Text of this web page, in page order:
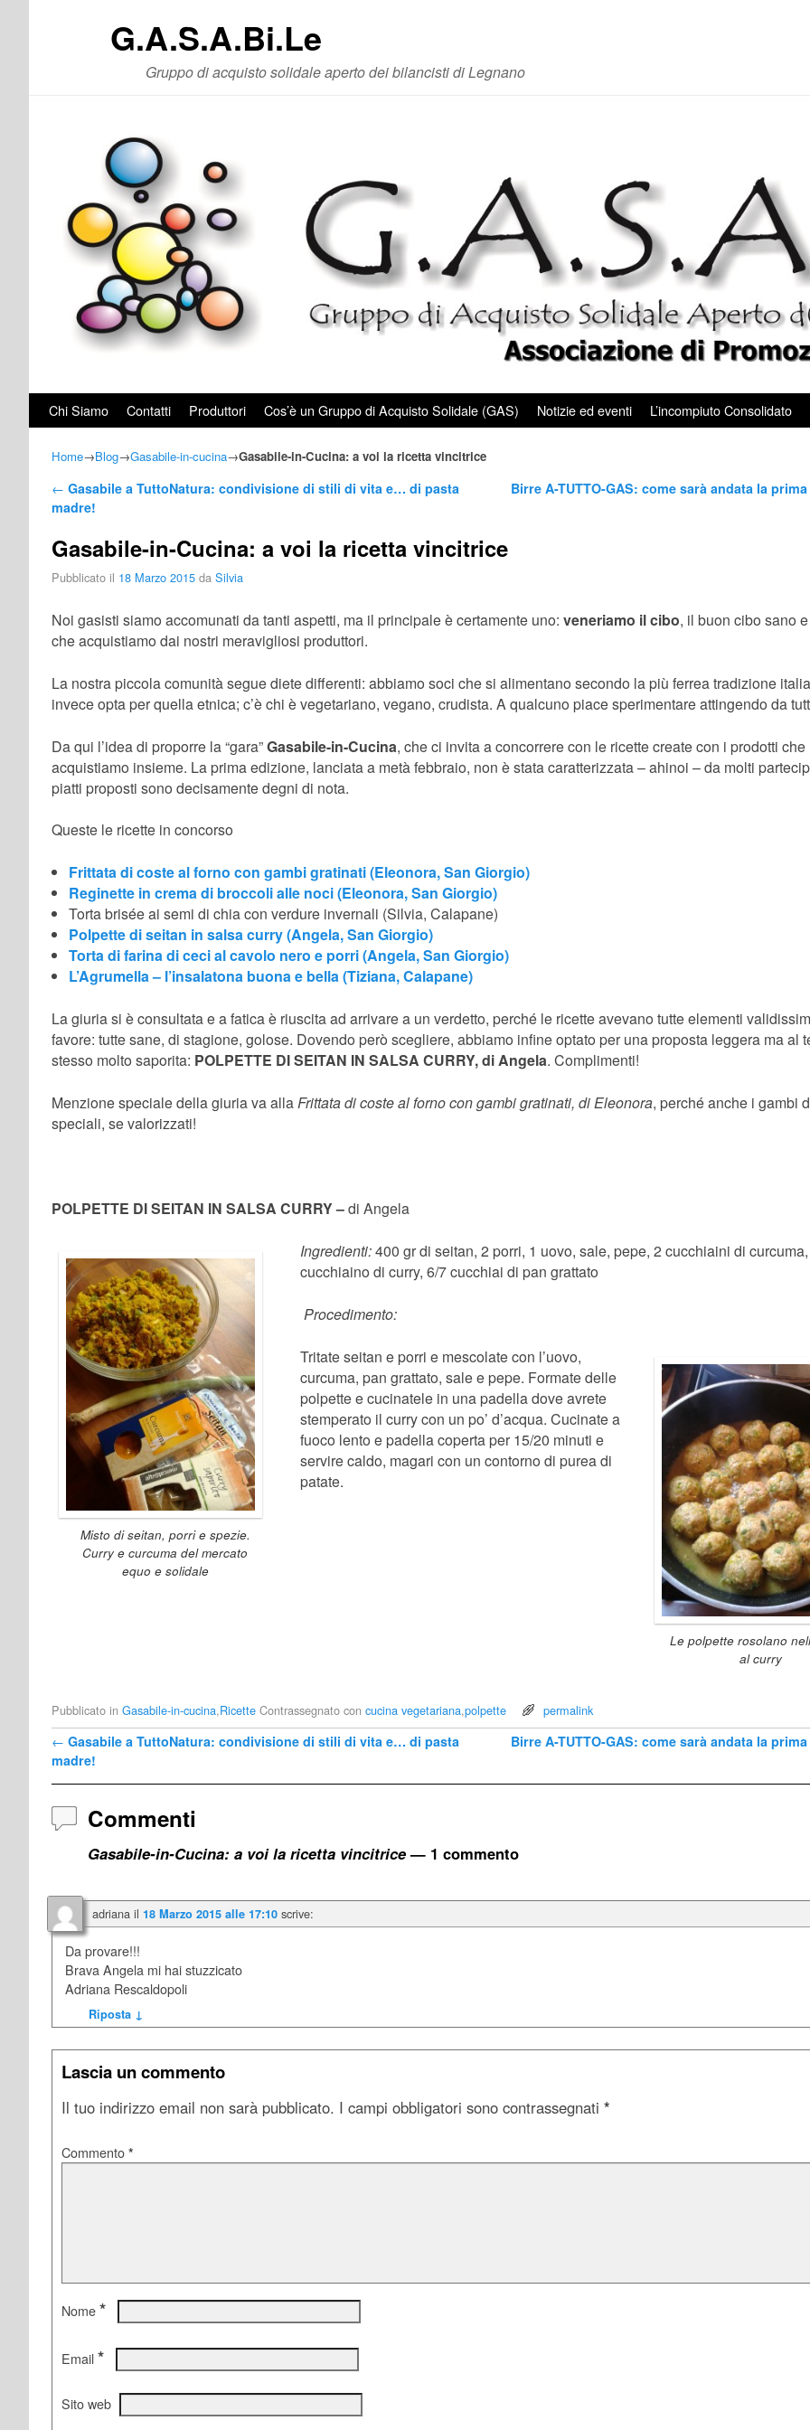
G.A.S.A.Bi.Le
Gruppo di acquisto solidale aperto dei bilancisti di Legnano
Chi Siamo Contatti Produttori Cos’è un Gruppo di Acquisto Solidale (GAS) Notizie ed eventi L’incompiuto Consolidato
Home→Blog→Gasabile-in-cucina→Gasabile-in-Cucina: a voi la ricetta vincitrice
Navigazione Articoli
← Gasabile a TuttoNatura: condivisione di stili di vita e… di pasta
madre!
Birre A-TUTTO-GAS: come sarà andata la
Gasabile-in-Cucina: a voi la ricetta vincitrice
Pubblicato il 18 Marzo 2015 da Silvia
Noi gasisti siamo accomunati da tanti aspetti, ma il principale è certamente uno: veneriamo il cibo, il buon cibo sano
che acquistiamo dai nostri meravigliosi produttori.
La nostra piccola comunità segue diete differenti: abbiamo soci che si alimentano secondo la più ferrea tradizione
invece opta per quella etnica; c’è chi è vegetariano, vegano, crudista. A qualcuno piace sperimentare attingendo da
Da qui l’idea di proporre la “gara”Gasabile-in-Cucina, che ci invita a concorrere con le ricette create con i prodotti che
acquistiamo insieme. La prima edizione, lanciata a metà febbraio, non è stata caratterizzata – ahinoi – da molti
piatti proposti sono decisamente degni di nota.
Queste le ricette in concorso
Frittata di coste al forno con gambi gratinati (Eleonora, San Giorgio)
Reginette in crema di broccoli alle noci (Eleonora, San Giorgio)
Torta brisée ai semi di chia con verdure invernali (Silvia, Calapane)
Polpette di seitan in salsa curry (Angela, San Giorgio)
Torta di farina di ceci al cavolo nero e porri (Angela, San Giorgio)
L’Agrumella – l’insalatona buona e bella (Tiziana, Calapane)
La giuria si è consultata e a fatica è riuscita ad arrivare a un verdetto, perché le ricette avevano tutte elementi
favore: tutte sane, di stagione, golose. Dovendo però scegliere, abbiamo infine optato per una proposta leggera ma al
stesso molto saporita: POLPETTE DI SEITAN IN SALSA CURRY, di Angela. Complimenti!
Menzione speciale della giuria va allaFrittata di coste al forno con gambi gratinati, di Eleonora, perché anche i gambi
speciali, se valorizzati!
POLPETTE DI SEITAN IN SALSA CURRY –di Angela
Misto di seitan, porri e spezie.
Curry e curcuma del mercato
equo e solidale
Ingredienti:400 gr di seitan, 2 porri, 1 uovo, sale, pepe, 2 cucchiaini di
cucchiaino di curry, 6/7 cucchiai di pan grattato
Procedimento:
Le polpette rosolano
al curry
Tritate seitan e porri e mescolate con l’uovo,
curcuma, pan grattato, sale e pepe. Formate delle
polpette e cucinatele in una padella dove avrete
stemperato il curry con un po’ d’acqua. Cucinate a
fuoco lento e padella coperta per 15/20 minuti e
servire caldo, magari con un contorno di purea di
patate.
Pubblicato in Gasabile-in-cucina,Ricette Contrassegnato con cucina vegetariana,polpette permalink
Navigazione Articoli
← Gasabile a TuttoNatura: condivisione di stili di vita e… di pasta
madre!
Birre A-TUTTO-GAS: come sarà andata la
Commenti
Gasabile-in-Cucina: a voi la ricetta vincitrice— 1 commento
adriana il 18 Marzo 2015 alle 17:10 scrive:
Da provare!!!
Brava Angela mi hai stuzzicato
Adriana Rescaldopoli
Riposta ↓
Lascia un commento
Il tuo indirizzo email non sarà pubblicato. I campi obbligatori sono contrassegnati *
Commento *
Nome *
Email *
Sito web